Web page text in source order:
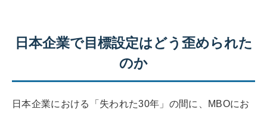
日本企業で目標設定はどう歪められた
のか
日本企業における「失われた30年」の間に、MBOにお